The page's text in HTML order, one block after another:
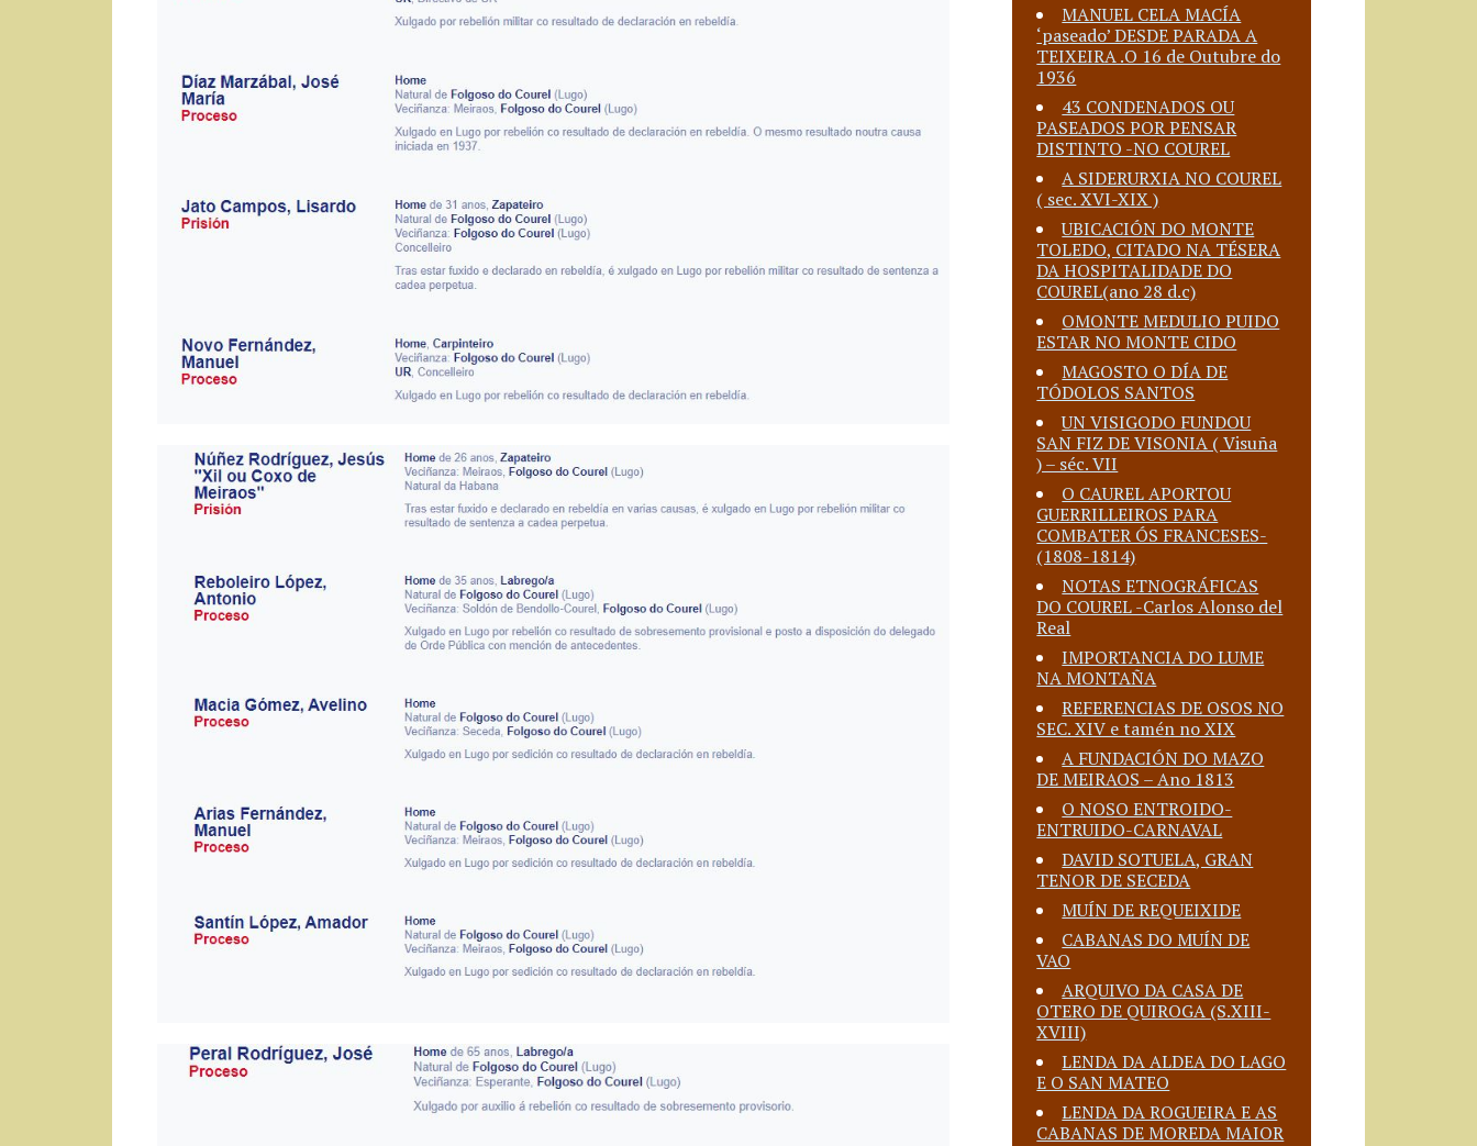
MANUEL CELA MACÍA
‘paseado’ DESDE PARADA A
TEIXEIRA .O 16 de Outubre do
1936
43 CONDENADOS OU
PASEADOS POR PENSAR
DISTINTO -NO COUREL
A SIDERURXIA NO COUREL
( sec. XVI-XIX )
UBICACIÓN DO MONTE
TOLEDO, CITADO NA TÉSERA
DA HOSPITALIDADE DO
COUREL(ano 28 d.c)
OMONTE MEDULIO PUIDO
ESTAR NO MONTE CIDO
MAGOSTO O DÍA DE
TÓDOLOS SANTOS
UN VISIGODO FUNDOU
SAN FIZ DE VISONIA ( Visuña
) – séc. VII
O CAUREL APORTOU
GUERRILLEIROS PARA
COMBATER ÓS FRANCESES-
(1808-1814)
NOTAS ETNOGRÁFICAS
DO COUREL -Carlos Alonso del
Real
IMPORTANCIA DO LUME
NA MONTAÑA
REFERENCIAS DE OSOS NO
SEC. XIV e tamén no XIX
A FUNDACIÓN DO MAZO
DE MEIRAOS – Ano 1813
O NOSO ENTROIDO-
ENTRUIDO-CARNAVAL
DAVID SOTUELA, GRAN
TENOR DE SECEDA
MUÍN DE REQUEIXIDE
CABANAS DO MUÍN DE
VAO
ARQUIVO DA CASA DE
OTERO DE QUIROGA (S.XIII-
XVIII)
LENDA DA ALDEA DO LAGO
E O SAN MATEO
LENDA DA ROGUEIRA E AS
CABANAS DE MOREDA MAIOR